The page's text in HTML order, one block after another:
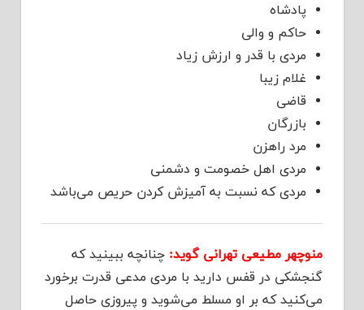
پادشاه
حاکم و والی
مردی با قدر و ارزش زیاد
غلام زیبا
قاضی
بازرگان
مرد راهزن
مردی اهل خصومت و دشمنی
مردی که نسبت به آمیزش کردن حریص می‌باشد
منوچهر مطیعی تهرانی گوید: چنانچه ببینید که
گنجشکی در قفس دارید با مردی مدعی قدرت برخورد
می‌کنید که بر او مسلط می‌شوید و پیروزی حاصل